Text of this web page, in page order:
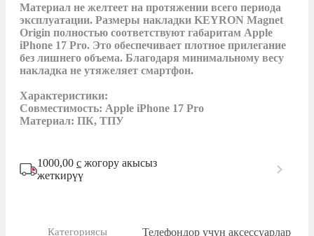
Материал не желтеет на протяжении всего периода
эксплуатации. Размеры накладки KEYRON Magnet
Origin полностью соответствуют габаритам Apple
iPhone 17 Pro. Это обеспечивает плотное прилегание
без лишнего объема. Благодаря минимальному весу
накладка не утяжеляет смартфон.
Характеристики:
Совместимость: Apple iPhone 17 Pro
Материал: ПК, ТПУ
1000,00 с жогору акысыз
жеткирүү
Категориясы Телефондор үчүн аксессуарлар